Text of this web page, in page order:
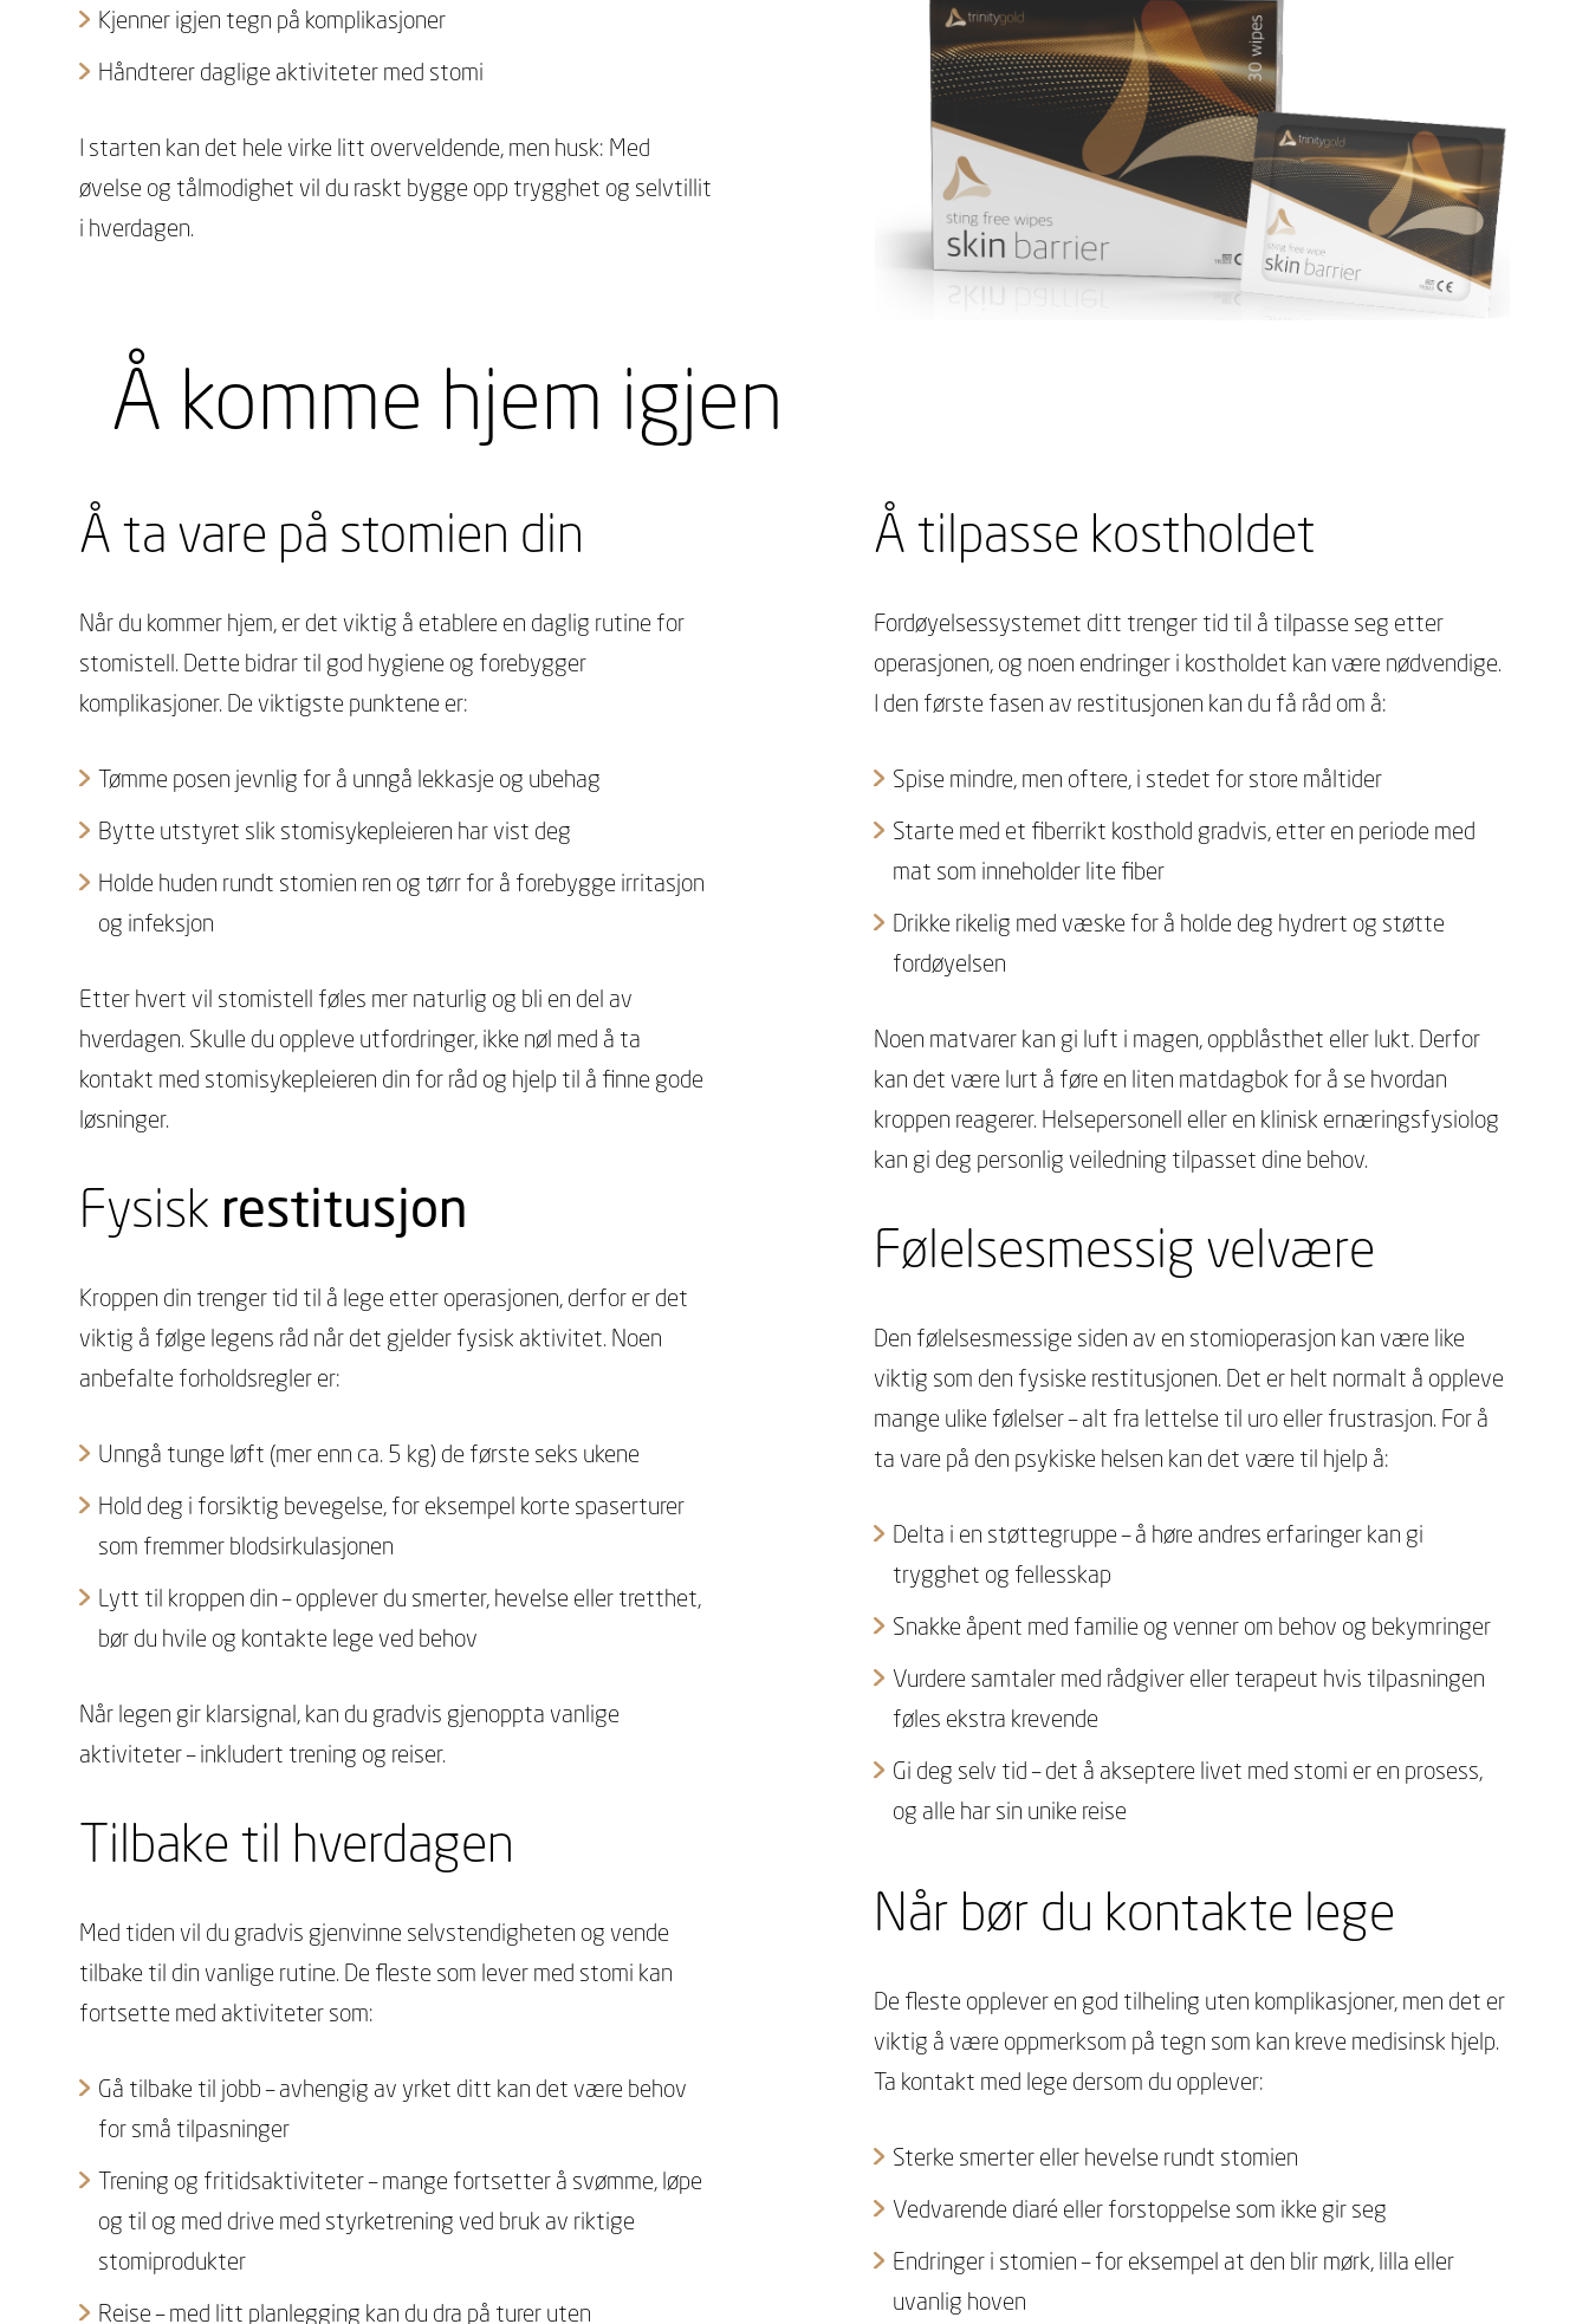
Kjenner igjen tegn på komplikasjoner
Håndterer daglige aktiviteter med stomi
I starten kan det hele virke litt overveldende, men husk: Med
øvelse og tålmodighet vil du raskt bygge opp trygghet og selvtillit
i hverdagen.
Å komme hjem igjen
Å ta vare på stomien din
Når du kommer hjem, er det viktig å etablere en daglig rutine for
stomistell. Dette bidrar til god hygiene og forebygger
komplikasjoner. De viktigste punktene er:
Tømme posen jevnlig for å unngå lekkasje og ubehag
Bytte utstyret slik stomisykepleieren har vist deg
Holde huden rundt stomien ren og tørr for å forebygge irritasjon
og infeksjon
Etter hvert vil stomistell føles mer naturlig og bli en del av
hverdagen. Skulle du oppleve utfordringer, ikke nøl med å ta
kontakt med stomisykepleieren din for råd og hjelp til å finne gode
løsninger.
Fysisk restitusjon
Kroppen din trenger tid til å lege etter operasjonen, derfor er det
viktig å følge legens råd når det gjelder fysisk aktivitet. Noen
anbefalte forholdsregler er:
Unngå tunge løft (mer enn ca. 5 kg) de første seks ukene
Hold deg i forsiktig bevegelse, for eksempel korte spaserturer
som fremmer blodsirkulasjonen
Lytt til kroppen din – opplever du smerter, hevelse eller tretthet,
bør du hvile og kontakte lege ved behov
Når legen gir klarsignal, kan du gradvis gjenoppta vanlige
aktiviteter – inkludert trening og reiser.
Tilbake til hverdagen
Med tiden vil du gradvis gjenvinne selvstendigheten og vende
tilbake til din vanlige rutine. De fleste som lever med stomi kan
fortsette med aktiviteter som:
Gå tilbake til jobb – avhengig av yrket ditt kan det være behov
for små tilpasninger
Trening og fritidsaktiviteter – mange fortsetter å svømme, løpe
og til og med drive med styrketrening ved bruk av riktige
stomiprodukter
Reise – med litt planlegging kan du dra på turer uten
Å tilpasse kostholdet
Fordøyelsessystemet ditt trenger tid til å tilpasse seg etter
operasjonen, og noen endringer i kostholdet kan være nødvendige.
I den første fasen av restitusjonen kan du få råd om å:
Spise mindre, men oftere, i stedet for store måltider
Starte med et fiberrikt kosthold gradvis, etter en periode med
mat som inneholder lite fiber
Drikke rikelig med væske for å holde deg hydrert og støtte
fordøyelsen
Noen matvarer kan gi luft i magen, oppblåsthet eller lukt. Derfor
kan det være lurt å føre en liten matdagbok for å se hvordan
kroppen reagerer. Helsepersonell eller en klinisk ernæringsfysiolog
kan gi deg personlig veiledning tilpasset dine behov.
Følelsesmessig velvære
Den følelsesmessige siden av en stomioperasjon kan være like
viktig som den fysiske restitusjonen. Det er helt normalt å oppleve
mange ulike følelser – alt fra lettelse til uro eller frustrasjon. For å
ta vare på den psykiske helsen kan det være til hjelp å:
Delta i en støttegruppe – å høre andres erfaringer kan gi
trygghet og fellesskap
Snakke åpent med familie og venner om behov og bekymringer
Vurdere samtaler med rådgiver eller terapeut hvis tilpasningen
føles ekstra krevende
Gi deg selv tid – det å akseptere livet med stomi er en prosess,
og alle har sin unike reise
Når bør du kontakte lege
De fleste opplever en god tilheling uten komplikasjoner, men det er
viktig å være oppmerksom på tegn som kan kreve medisinsk hjelp.
Ta kontakt med lege dersom du opplever:
Sterke smerter eller hevelse rundt stomien
Vedvarende diaré eller forstoppelse som ikke gir seg
Endringer i stomien – for eksempel at den blir mørk, lilla eller
uvanlig hoven